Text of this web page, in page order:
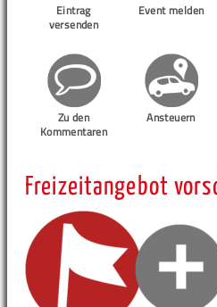
Eintrag
versenden
Event melden
Zu den
Kommentaren
Ansteuern
Freizeitangebot